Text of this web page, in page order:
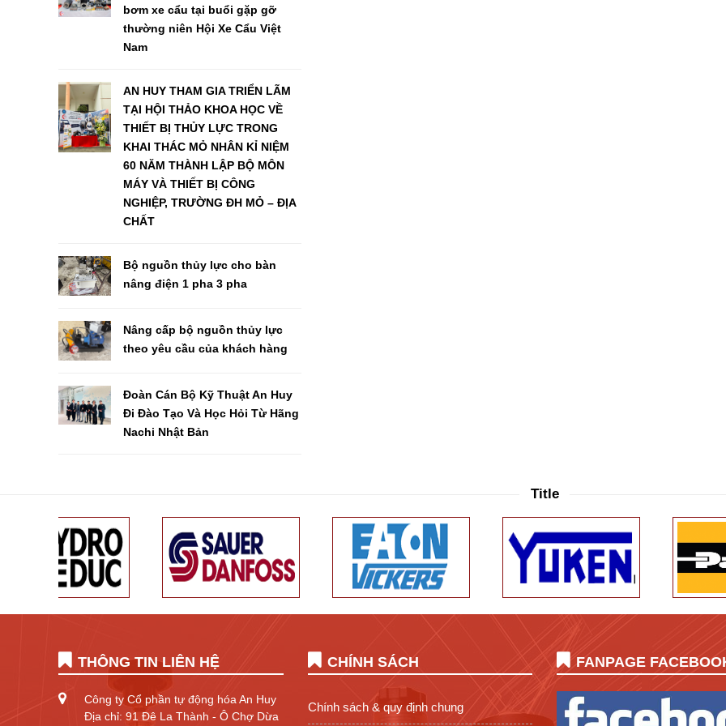
bơm xe cẩu tại buổi gặp gỡ
thường niên Hội Xe Cẩu Việt
Nam
AN HUY THAM GIA TRIỂN LÃM
TẠI HỘI THẢO KHOA HỌC VỀ
THIẾT BỊ THỦY LỰC TRONG
KHAI THÁC MỎ NHÂN KỈ NIỆM
60 NĂM THÀNH LẬP BỘ MÔN
MÁY VÀ THIẾT BỊ CÔNG
NGHIỆP, TRƯỜNG ĐH MỎ – ĐỊA
CHẤT
Bộ nguồn thủy lực cho bàn
nâng điện 1 pha 3 pha
Nâng cấp bộ nguồn thủy lực
theo yêu cầu của khách hàng
Đoàn Cán Bộ Kỹ Thuật An Huy
Đi Đào Tạo Và Học Hỏi Từ Hãng
Nachi Nhật Bản
Title
THÔNG TIN LIÊN HỆ
Công ty Cổ phần tự động hóa An Huy
Địa chỉ: 91 Đê La Thành - Ô Chợ Dừa
CHÍNH SÁCH
Chính sách & quy định chung
FANPAGE